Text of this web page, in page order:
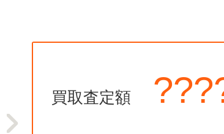
買取査定額